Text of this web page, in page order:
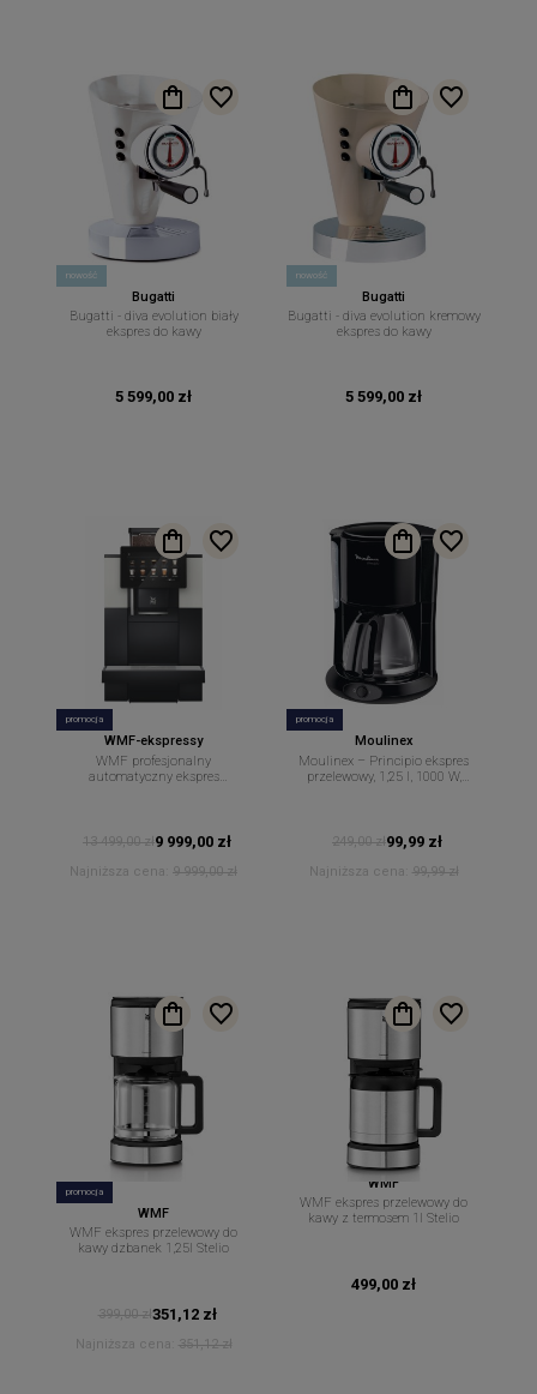
nowość
Bugatti
Bugatti - diva evolution biały
ekspres do kawy
5 599,00 zł
nowość
Bugatti
Bugatti - diva evolution kremowy
ekspres do kawy
5 599,00 zł
promocja
WMF-ekspressy
WMF profesjonalny
automatyczny ekspres
13 499,00 zł9 999,00 zł
Najniższa cena: 9 999,00 zł
promocja
Moulinex
Moulinex – Principio ekspres
przelewowy, 1,25 l, 1000 W,
249,00 zł99,99 zł
Najniższa cena: 99,99 zł
promocja
WMF
WMF ekspres przelewowy do
kawy dzbanek 1,25l Stelio
399,00 zł351,12 zł
Najniższa cena: 351,12 zł
WMF
WMF ekspres przelewowy do
kawy z termosem 1l Stelio
499,00 zł